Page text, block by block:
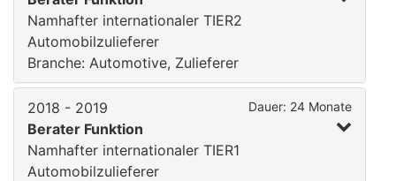
Namhafter internationaler TIER2
Automobilzulieferer
Branche: Automotive, Zulieferer
2018 - 2019 Dauer: 24 Monate
Berater Funktion
Namhafter internationaler TIER1
Automobilzulieferer